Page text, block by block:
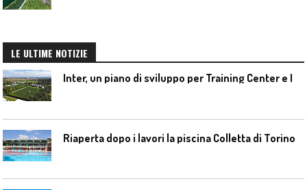
LE ULTIME NOTIZIE
Riaperta dopo i lavori la piscina Colletta di Torino